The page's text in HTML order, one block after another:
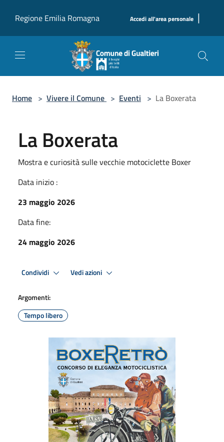
Regione Emilia Romagna
Accedi all'area personale |
Home > Vivere il Comune > Eventi > La Boxerata
La Boxerata
Mostra e curiosità sulle vecchie motociclette Boxer
Data inizio :
23 maggio 2026
Data fine:
24 maggio 2026
Condividi Vedi azioni
Argomenti:
Tempo libero